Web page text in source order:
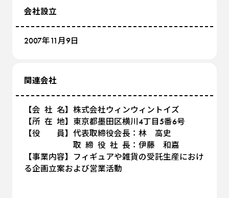
会社設立
2007年11月9日
関連会社
【会 社 名】株式会社ウィンウィントイズ
【所 在 地】東京都墨田区横川4丁目5番6号
【役 員】代表取締役会長：林 高史
取 締 役 社 長：伊藤 和嘉
【事業内容】フィギュアや雑貨の受託生産におけ
る企画立案および営業活動